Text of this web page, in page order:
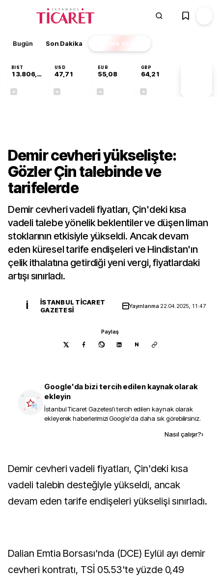
Bugün Son Dakika Finans EKSTRA
BIST
13.806,14
USD
47,71
EUR
55,08
GBP
64,21
Demir cevheri yükselişte:
Gözler Çin talebinde ve
tarifelerde
Demir cevheri vadeli fiyatları, Çin'deki kısa
vadeli talebe yönelik beklentiler ve düşen liman
stoklarının etkisiyle yükseldi. Ancak devam
eden küresel tarife endişeleri ve Hindistan'ın
çelik ithalatına getirdiği yeni vergi, fiyatlardaki
artışı sınırladı.
İ
İSTANBUL TICARET
GAZETESI
Yayınlanma 22.04.2025, 11:47
Paylaş
N
Google'da bizi tercih edilen kaynak olarak
ekleyin
İstanbul Ticaret Gazetesi'i tercih edilen kaynak olarak
ekleyerek haberlerimizi Google'da daha sık görebilirsiniz.
Nasıl çalışır?›
Demir cevheri vadeli fiyatları, Çin'deki kısa
vadeli talebin desteğiyle yükseldi, ancak
devam eden tarife endişeleri yükselişi sınırladı.
Dalian Emtia Borsası'nda (DCE) Eylül ayı demir
cevheri kontratı, TSİ 05.53'te yüzde 0,49